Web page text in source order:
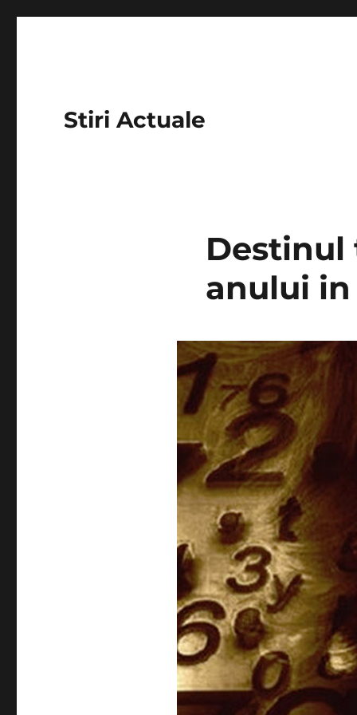
Stiri Actuale
Destinul
anului